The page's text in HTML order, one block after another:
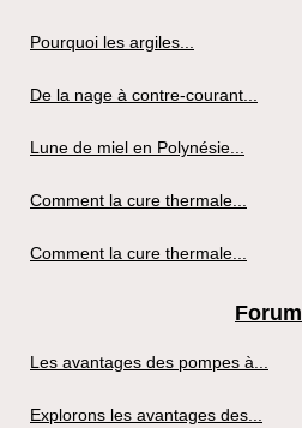
Pourquoi les argiles...
De la nage à contre-courant...
Lune de miel en Polynésie...
Comment la cure thermale...
Comment la cure thermale...
Forum
Les avantages des pompes à...
Explorons les avantages des...